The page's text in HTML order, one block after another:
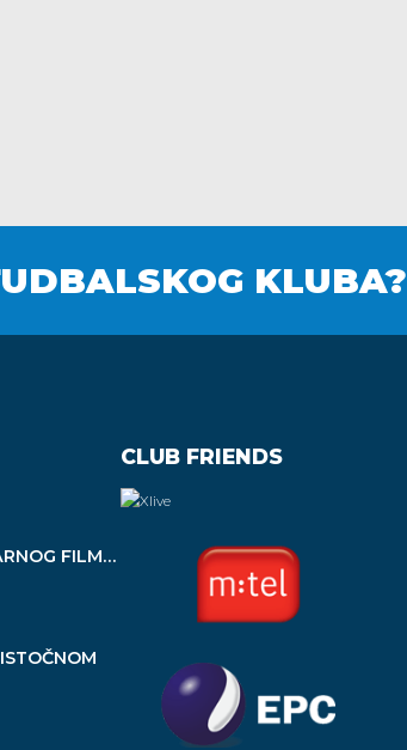
KLUBA?
FILMA
CLUB FRIENDS